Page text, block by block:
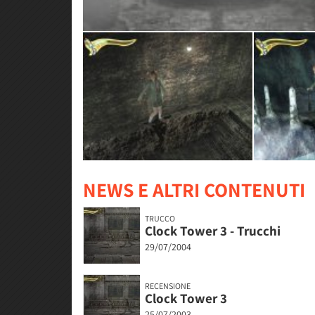
NEWS E ALTRI CONTENUTI
TRUCCO
Clock Tower 3 - Trucchi
29/07/2004
RECENSIONE
Clock Tower 3